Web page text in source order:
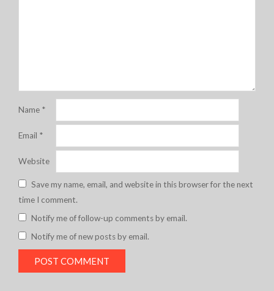
Name *
Email *
Website
Save my name, email, and website in this browser for the next
time I comment.
Notify me of follow-up comments by email.
Notify me of new posts by email.